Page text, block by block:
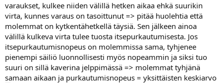
varaukset, kulkee niiden välillä hetken aikaa ehkä suurikin
virta, kunnes varaus on tasoittunut => pitää huolehtia että
molemmat on kytkentähetkellä täysiä. Sen jälkeen ainoa
välillä kulkeva virta tulee tuosta itsepurkautumisesta. Jos
itsepurkautumisnopeus on molemmissa sama, tyhjenee
pienempi säiliö luonnollisesti myös nopeammin ja siksi tuo
suuri on sillä kaverina jelppimässä => molemmat tyhjänä
samaan aikaan ja purkautumisnopeus = yksittäisten keskiarvo